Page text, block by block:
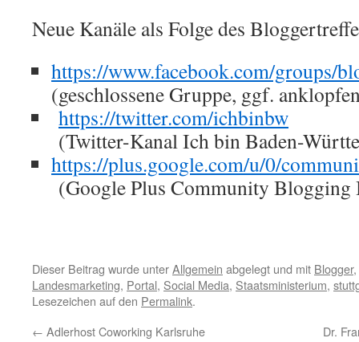
Neue Kanäle als Folge des
https://www.facebook.com/groups/
(geschlossene Gruppe, ggf.
https://twitter.com/ichbinbw
(Twitter-Kanal Ich bin Baden-
https://plus.google.com/u/0/
(Google Plus Community Blogging
Dieser Beitrag wurde unterAllgemein abgelegt und mit Blogger,
Landesmarketing, Portal, Social Media, Staatsministerium,
Lesezeichen auf den Permalink.
← Adlerhost Coworking Karlsruhe
Dr.